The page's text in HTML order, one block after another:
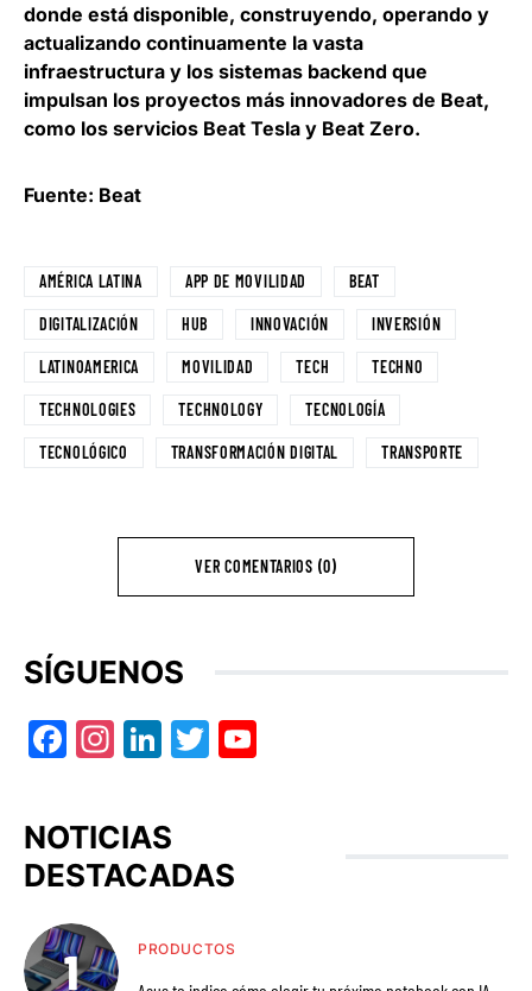
donde está disponible, construyendo, operando y
actualizando continuamente la vasta
infraestructura y los sistemas backend que
impulsan los proyectos más innovadores de Beat,
como los servicios Beat Tesla y Beat Zero.
Fuente: Beat
AMÉRICA LATINA APP DE MOVILIDAD BEAT
DIGITALIZACIÓN HUB INNOVACIÓN INVERSIÓN
LATINOAMERICA MOVILIDAD TECH TECHNO
TECHNOLOGIES TECHNOLOGY TECNOLOGÍA
TECNOLÓGICO TRANSFORMACIÓN DIGITAL TRANSPORTE
VER COMENTARIOS (0)
SÍGUENOS
Facebook
Instagram
LinkedIn
Twitter
NOTICIAS
DESTACADAS
PRODUCTOS